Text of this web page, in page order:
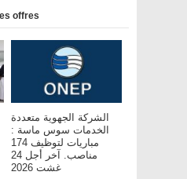
offres
الشركة الجهوية متعددة
الخدمات سوس ماسة :
مباريات لتوظيف 174
مناصب. آخر أجل 24
غشت 2026